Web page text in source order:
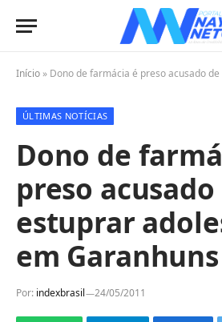
Início » Dono de farmácia é preso acusado de
ÚLTIMAS NOTÍCIAS
Dono de
preso acusado
estuprar
em Garanhuns
Por: indexbrasil 24/05/2011